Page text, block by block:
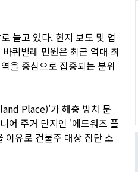
늘고 있다. 현지 보도 및 업
퀴벌레 민원은 최근 역대 최
을 중심으로 집중되는 분위
Place)'가 해충 방치 문
어 주거 단지인 '에드워즈 플
유로 건물주 대상 집단 소